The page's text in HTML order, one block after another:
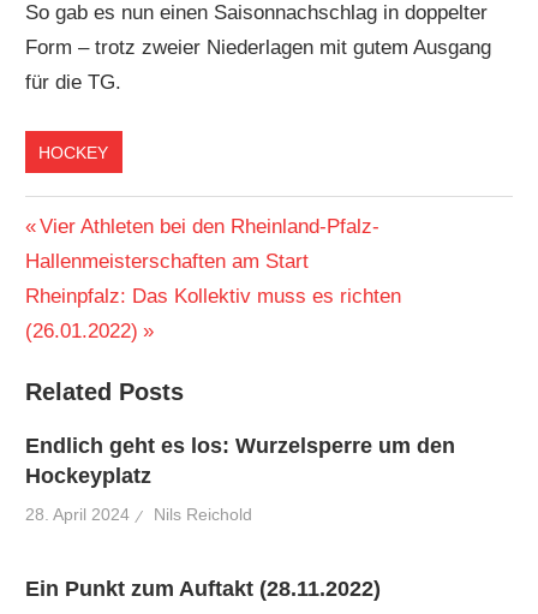
So gab es nun einen Saisonnachschlag in doppelter
Form – trotz zweier Niederlagen mit gutem Ausgang
für die TG.
HOCKEY
Beitragsnavigation
Vorheriger
Beitrag:
Vier Athleten bei den Rheinland-Pfalz-
Hallenmeisterschaften am Start
Nächster
Beitrag:
Rheinpfalz: Das Kollektiv muss es richten
(26.01.2022)
Related Posts
Endlich geht es los: Wurzelsperre um den
Hockeyplatz
28. April 2024 Nils Reichold
Ein Punkt zum Auftakt (28.11.2022)